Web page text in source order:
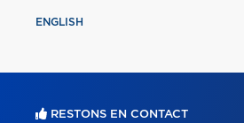
ENGLISH
RESTONS EN CONTACT